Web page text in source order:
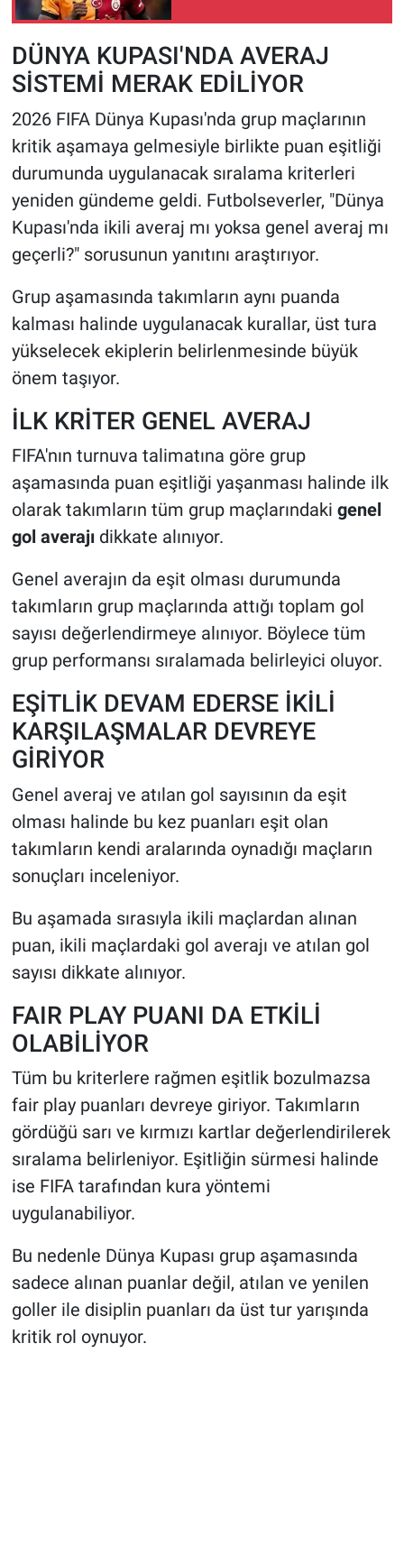
DÜNYA KUPASI'NDA AVERAJ
SİSTEMİ MERAK EDİLİYOR
2026 FIFA Dünya Kupası'nda grup maçlarının
kritik aşamaya gelmesiyle birlikte puan eşitliği
durumunda uygulanacak sıralama kriterleri
yeniden gündeme geldi. Futbolseverler, "Dünya
Kupası'nda ikili averaj mı yoksa genel averaj mı
geçerli?" sorusunun yanıtını araştırıyor.
Grup aşamasında takımların aynı puanda
kalması halinde uygulanacak kurallar, üst tura
yükselecek ekiplerin belirlenmesinde büyük
önem taşıyor.
İLK KRİTER GENEL AVERAJ
FIFA'nın turnuva talimatına göre grup
aşamasında puan eşitliği yaşanması halinde ilk
olarak takımların tüm grup maçlarındaki genel
gol averajıdikkate alınıyor.
Genel averajın da eşit olması durumunda
takımların grup maçlarında attığı toplam gol
sayısı değerlendirmeye alınıyor. Böylece tüm
grup performansı sıralamada belirleyici oluyor.
EŞİTLİK DEVAM EDERSE İKİLİ
KARŞILAŞMALAR DEVREYE
GİRİYOR
Genel averaj ve atılan gol sayısının da eşit
olması halinde bu kez puanları eşit olan
takımların kendi aralarında oynadığı maçların
sonuçları inceleniyor.
Bu aşamada sırasıyla ikili maçlardan alınan
puan, ikili maçlardaki gol averajı ve atılan gol
sayısı dikkate alınıyor.
FAIR PLAY PUANI DA ETKİLİ
OLABİLİYOR
Tüm bu kriterlere rağmen eşitlik bozulmazsa
fair play puanları devreye giriyor. Takımların
gördüğü sarı ve kırmızı kartlar değerlendirilerek
sıralama belirleniyor. Eşitliğin sürmesi halinde
ise FIFA tarafından kura yöntemi
uygulanabiliyor.
Bu nedenle Dünya Kupası grup aşamasında
sadece alınan puanlar değil, atılan ve yenilen
goller ile disiplin puanları da üst tur yarışında
kritik rol oynuyor.
SPOR
MAGAZİN
Bilim, Teknoloji